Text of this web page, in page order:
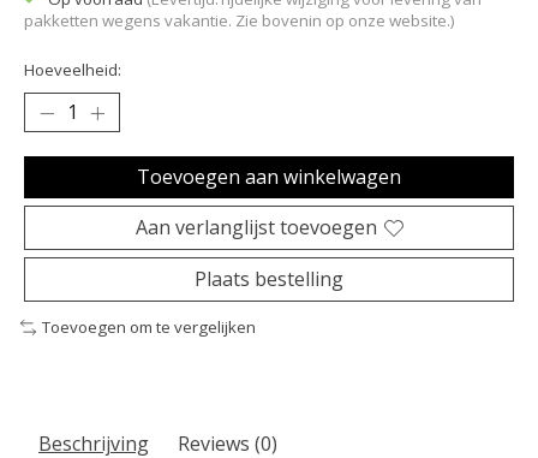
pakketten wegens vakantie. Zie bovenin op onze website.)
Hoeveelheid:
Toevoegen aan winkelwagen
Aan verlanglijst toevoegen
Plaats bestelling
Toevoegen om te vergelijken
Beschrijving Reviews (0)